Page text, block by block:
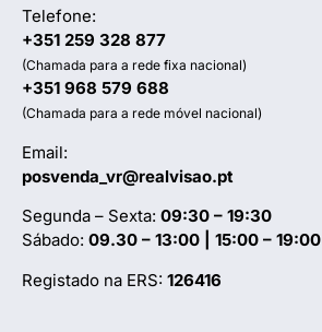
Telefone:
+351 259 328 877
(Chamada para a rede fixa nacional)
+351 968 579 688
(Chamada para a rede móvel nacional)
Email:
posvenda_vr@realvisao.pt
Segunda – Sexta: 09:30 – 19:30
Sábado: 09.30 – 13:00 | 15:00 – 19:00
Registado na ERS: 126416